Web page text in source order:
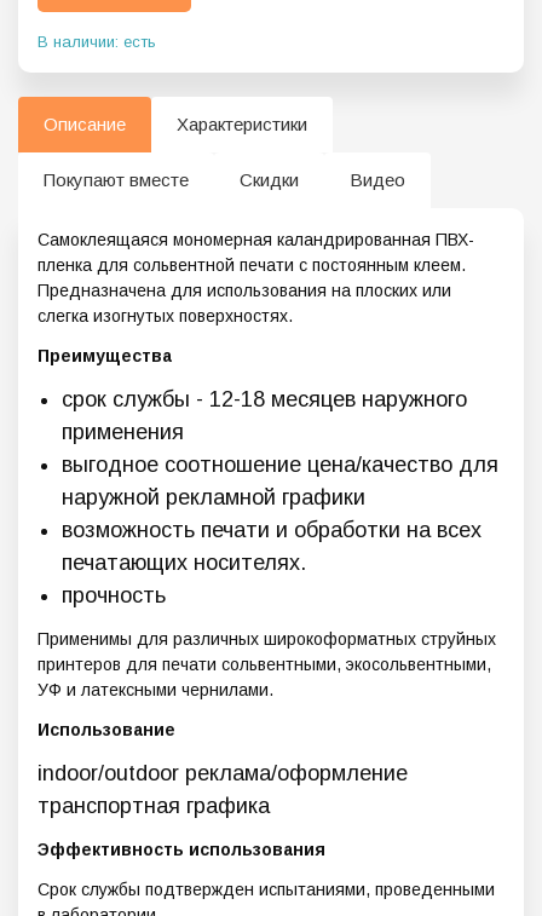
В наличии: есть
Описание Характеристики
Покупают вместе Скидки Видео
Самоклеящаяся мономерная каландрированная ПВХ-
пленка для сольвентной печати с постоянным клеем.
Предназначена для использования на плоских или
слегка изогнутых поверхностях.
Преимущества
срок службы - 12-18 месяцев наружного
применения
выгодное соотношение цена/качество для
наружной рекламной графики
возможность печати и обработки на всех
печатающих носителях.
прочность
Применимы для различных широкоформатных струйных
принтеров для печати сольвентными, экосольвентными,
УФ и латексными чернилами.
Использование
indoor/outdoor реклама/оформление
транспортная графика
Эффективность использования
Срок службы подтвержден испытаниями, проведенными